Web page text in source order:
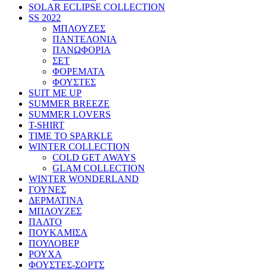
SOLAR ECLIPSE COLLECTION
SS 2022
ΜΠΛΟΥΖΕΣ
ΠΑΝΤΕΛΟΝΙΑ
ΠΑΝΩΦΟΡΙΑ
ΣΕΤ
ΦΟΡΕΜΑΤΑ
ΦΟΥΣΤΕΣ
SUIT ME UP
SUMMER BREEZE
SUMMER LOVERS
T-SHIRT
TIME TO SPARKLE
WINTER COLLECTION
COLD GET AWAYS
GLAM COLLECTION
WINTER WONDERLAND
ΓΟΥΝΕΣ
ΔΕΡΜΑΤΙΝΑ
ΜΠΛΟΥΖΕΣ
ΠΑΛΤΟ
ΠΟΥΚΑΜΙΣΑ
ΠΟΥΛΟΒΕΡ
ΡΟΥΧΑ
ΦΟΥΣΤΕΣ-ΣΟΡΤΣ